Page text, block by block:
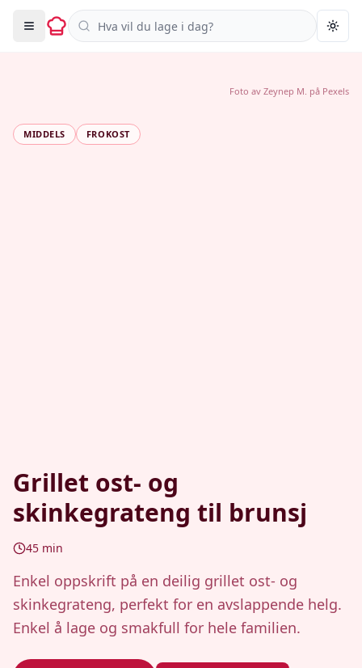
Søk i oppskrifter
MIDDELS FROKOST
Grillet ost- og
skinkegrateng til brunsj
45 min
Enkel oppskrift på en deilig grillet ost- og
skinkegrateng, perfekt for en avslappende helg.
Enkel å lage og smakfull for hele familien.
Foto av Zeynep M. på Pexels